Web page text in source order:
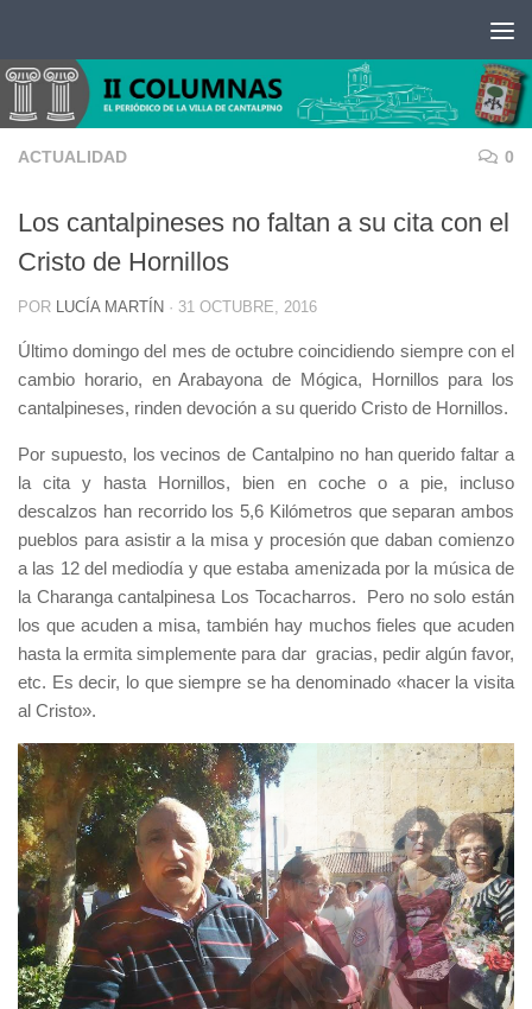
ACTUALIDAD 0
Los cantalpineses no faltan a su cita con el
Cristo de Hornillos
POR LUCÍA MARTÍN · 31 OCTUBRE, 2016
Último domingo del mes de octubre coincidiendo siempre con el
cambio horario, en Arabayona de Mógica, Hornillos para los
cantalpineses, rinden devoción a su querido Cristo de Hornillos.
Por supuesto, los vecinos de Cantalpino no han querido faltar a
la cita y hasta Hornillos, bien en coche o a pie, incluso
descalzos han recorrido los 5,6 Kilómetros que separan ambos
pueblos para asistir a la misa y procesión que daban comienzo
a las 12 del mediodía y que estaba amenizada por la música de
la Charanga cantalpinesa Los Tocacharros. Pero no solo están
los que acuden a misa, también hay muchos fieles que acuden
hasta la ermita simplemente para dar gracias, pedir algún favor,
etc. Es decir, lo que siempre se ha denominado «hacer la visita
al Cristo».